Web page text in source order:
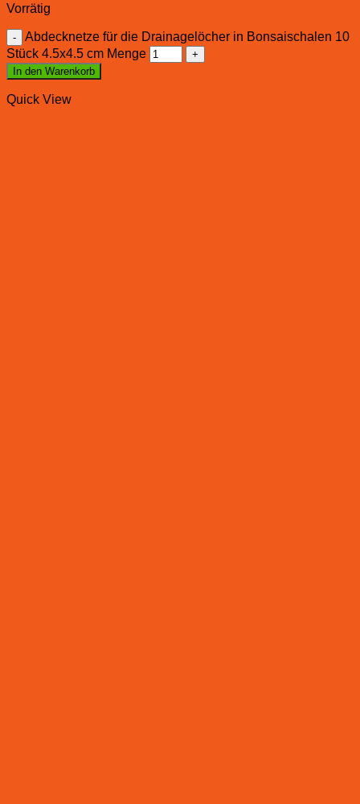
Vorrätig
Abdecknetze für die Drainagelöcher in Bonsaischalen 10
Stück 4.5x4.5 cm Menge
In den Warenkorb
Quick View